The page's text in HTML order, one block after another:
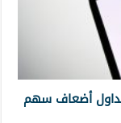
أضعاف سهم